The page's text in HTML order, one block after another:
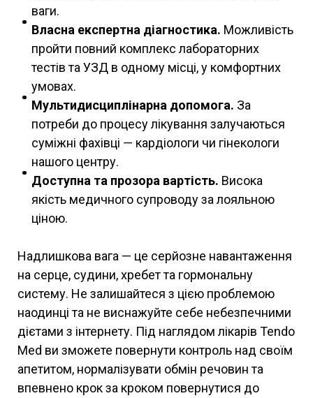
ваги.
Власна експертна діагностика. Можливість
пройти повний комплекс лабораторних
тестів та УЗД в одному місці, у комфортних
умовах.
Мультидисциплінарна допомога. За
потреби до процесу лікування залучаються
суміжні фахівці — кардіологи чи гінекологи
нашого центру.
Доступна та прозора вартість. Висока
якість медичного супроводу за лояльною
ціною.
Надлишкова вага — це серйозне навантаження
на серце, судини, хребет та гормональну
систему. Не залишайтеся з цією проблемою
наодинці та не виснажуйте себе небезпечними
дієтами з інтернету. Під наглядом лікарів Tendo
Med ви зможете повернути контроль над своїм
апетитом, нормалізувати обмін речовин та
впевнено крок за кроком повернутися до